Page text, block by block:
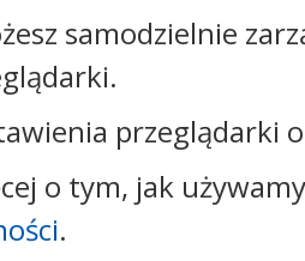
faks: +48544144444
e-mail:
skrytka ePUAP: /
samodzielnie
przeglądarki
o tym, jak
.